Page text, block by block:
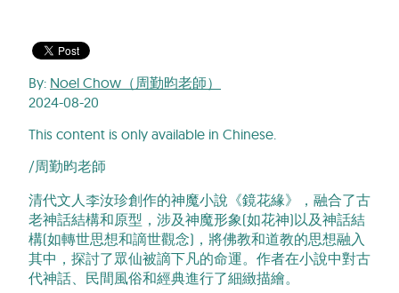
By: Noel Chow（周勤昀老師）
2024-08-20
This content is only available in Chinese.
/周勤昀老師
清代文人李汝珍創作的神魔小說《鏡花緣》，融合了古
老神話結構和原型，涉及神魔形象(如花神)以及神話結
構(如轉世思想和謫世觀念)，將佛教和道教的思想融入
其中，探討了眾仙被謫下凡的命運。作者在小說中對古
代神話、民間風俗和經典進行了細緻描繪。